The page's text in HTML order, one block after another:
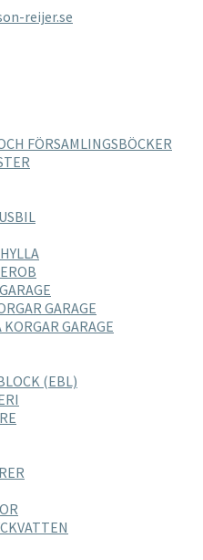
FÖRSAMLINGSBÖCKER
GARAGE
GARAGE
(EBL)